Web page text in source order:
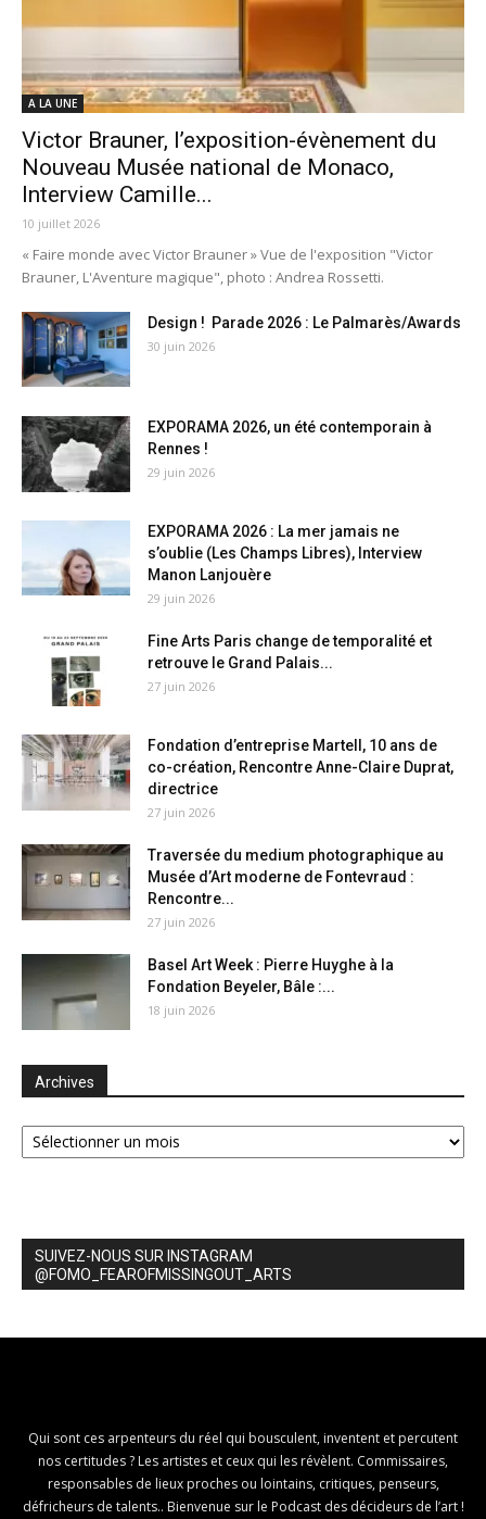
A LA UNE
Victor Brauner, l’exposition-évènement du
Nouveau Musée national de Monaco,
Interview Camille...
10 juillet 2026
« Faire monde avec Victor Brauner » Vue de l'exposition "Victor
Brauner, L'Aventure magique", photo : Andrea Rossetti.
Design ! Parade 2026 : Le Palmarès/Awards
30 juin 2026
EXPORAMA 2026, un été contemporain à
Rennes !
29 juin 2026
EXPORAMA 2026 : La mer jamais ne
s’oublie (Les Champs Libres), Interview
Manon Lanjouère
29 juin 2026
Fine Arts Paris change de temporalité et
retrouve le Grand Palais...
27 juin 2026
Fondation d’entreprise Martell, 10 ans de
co-création, Rencontre Anne-Claire Duprat,
directrice
27 juin 2026
Traversée du medium photographique au
Musée d’Art moderne de Fontevraud :
Rencontre...
27 juin 2026
Basel Art Week : Pierre Huyghe à la
Fondation Beyeler, Bâle :...
18 juin 2026
Archives
Archives
SUIVEZ-NOUS SUR INSTAGRAM
@FOMO_FEAROFMISSINGOUT_ARTS
Qui sont ces arpenteurs du réel qui bousculent, inventent et percutent
nos certitudes ? Les artistes et ceux qui les révèlent. Commissaires,
responsables de lieux proches ou lointains, critiques, penseurs,
défricheurs de talents.. Bienvenue sur le Podcast des décideurs de l’art !